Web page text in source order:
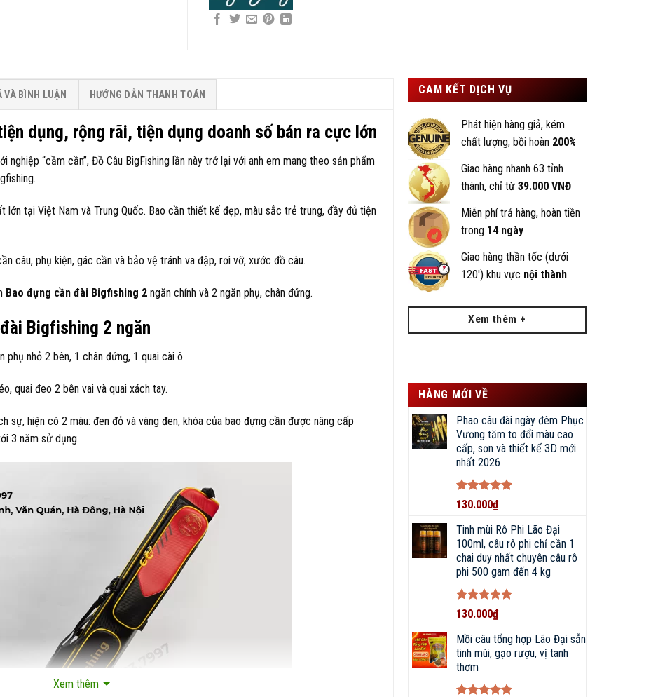
BÌNH LUẬN HƯỚNG DẪN THANH TOÁN
dụng, rộng rãi, tiện dụng doanh số bán ra cực lớn
nghiệp “cầm cần”, Đồ Câu BigFishing lần này trở lại với anh em mang theo sản phẩm
lớn tại Việt Nam và Trung Quốc. Bao cần thiết kế đẹp, màu sắc trẻ trung, đầy đủ tiện
câu, phụ kiện, gác cần và bảo vệ tránh va đập, rơi vỡ, xước đồ câu.
Bao đựng cần đài Bigfishing 2 ngăn chính và 2 ngăn phụ, chân đứng.
Bigfishing 2 ngăn
phụ nhỏ 2 bên, 1 chân đứng, 1 quai cài ô.
quai đeo 2 bên vai và quai xách tay.
sự, hiện có 2 màu: đen đỏ và vàng đen, khóa của bao đựng cần được nâng cấp
3 năm sử dụng.
Xem thêm
CAM KẾT DỊCH VỤ
Phát hiện hàng giả, kém
chất lượng, bồi hoàn 200%
Giao hàng nhanh 63 tỉnh
thành, chỉ từ 39.000 VNĐ
Miễn phí trả hàng, hoàn tiền
trong 14 ngày
Giao hàng thần tốc (dưới
120') khu vực nội thành
Xem thêm +
HÀNG MỚI VỀ
Phao câu đài ngày đêm Phục
Vương tăm to đổi màu cao
cấp, sơn và thiết kế 3D mới
nhất 2026
Được xếp
5
sao
130.000₫
Tinh mùi Rô Phi Lão Đại
100ml, câu rô phi chỉ cần 1
chai duy nhất chuyên câu rô
phi 500 gam đến 4 kg
Được xếp
5
sao
130.000₫
Mồi câu tổng hợp Lão Đại sẵn
tinh mùi, gạo rượu, vị tanh
thơm